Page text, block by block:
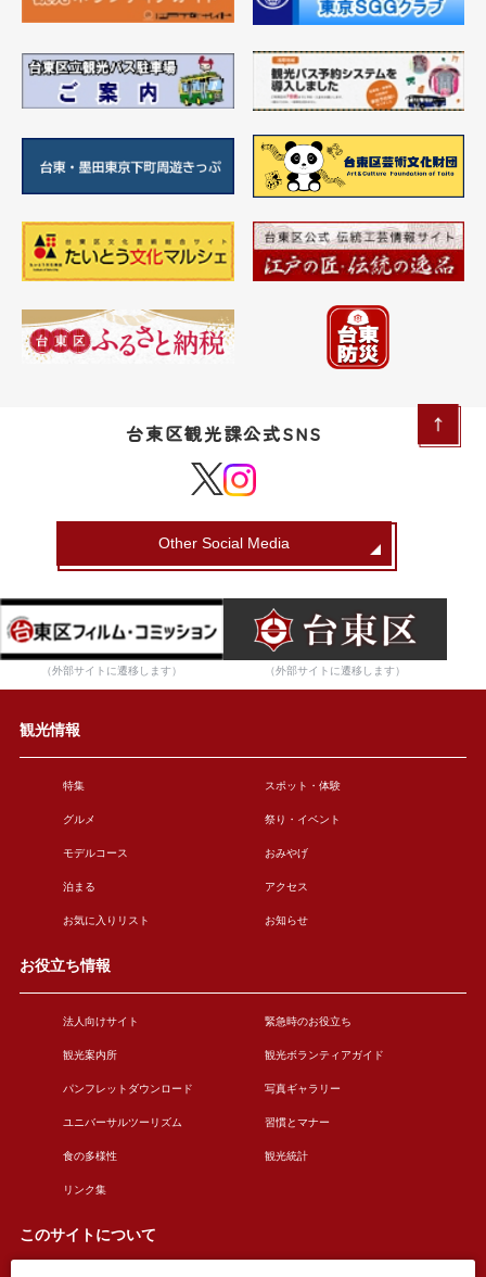
台東区観光課公式SNS
Other Social Media
（外部サイトに遷移します） （外部サイトに遷移します）
観光情報
特集 スポット・体験
グルメ 祭り・イベント
モデルコース おみやげ
泊まる アクセス
お気に入りリスト お知らせ
お役立ち情報
法人向けサイト 緊急時のお役立ち
観光案内所 観光ボランティアガイド
パンフレットダウンロード 写真ギャラリー
ユニバーサルツーリズム 習慣とマナー
食の多様性 観光統計
リンク集
このサイトについて